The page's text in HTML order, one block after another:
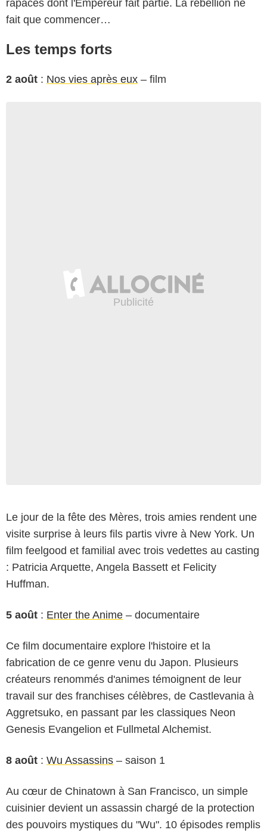
rapaces dont l'Empereur fait partie. La rébellion ne
fait que commencer…
Les temps forts
2 août : Nos vies après eux – film
Le jour de la fête des Mères, trois amies rendent une
visite surprise à leurs fils partis vivre à New York. Un
film feelgood et familial avec trois vedettes au casting
: Patricia Arquette, Angela Bassett et Felicity
Huffman.
5 août : Enter the Anime – documentaire
Ce film documentaire explore l'histoire et la
fabrication de ce genre venu du Japon. Plusieurs
créateurs renommés d'animes témoignent de leur
travail sur des franchises célèbres, de Castlevania à
Aggretsuko, en passant par les classiques Neon
Genesis Evangelion et Fullmetal Alchemist.
8 août : Wu Assassins – saison 1
Au cœur de Chinatown à San Francisco, un simple
cuisinier devient un assassin chargé de la protection
des pouvoirs mystiques du "Wu". 10 épisodes remplis